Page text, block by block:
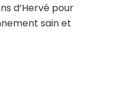
d’Hervé pour
sain et